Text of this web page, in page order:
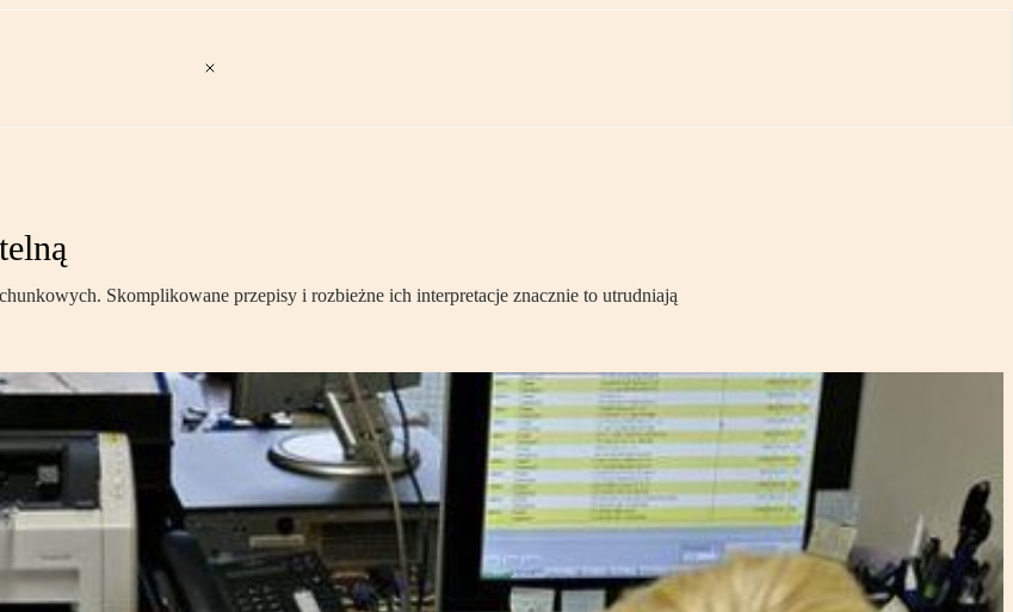
Skomplikowane przepisy i rozbieżne ich interpretacje znacznie to utrudniają